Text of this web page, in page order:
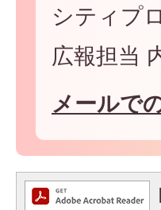
シティプ
広報担当
メールで